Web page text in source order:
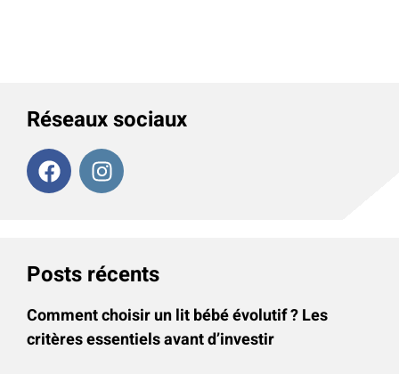
Réseaux sociaux
Posts récents
Comment choisir un lit bébé évolutif ? Les
critères essentiels avant d’investir